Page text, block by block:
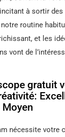
à sortir
routine
et les
vont de
gratuit
Moyen
nécessite votre